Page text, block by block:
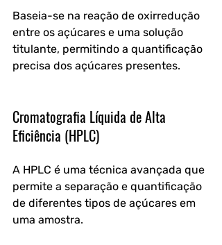
Baseia-se na reação de oxirredução
entre os açúcares e uma solução
titulante, permitindo a quantificação
precisa dos açúcares presentes.
Cromatografia Líquida de Alta
Eficiência (HPLC)
A HPLC é uma técnica avançada que
permite a separação e quantificação
de diferentes tipos de açúcares em
uma amostra.